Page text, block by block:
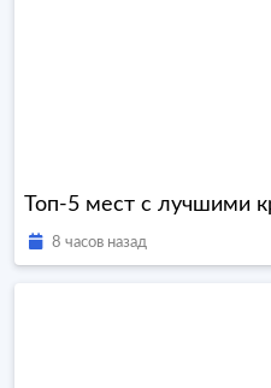
Топ-5 мест с лучшими
8 часов назад